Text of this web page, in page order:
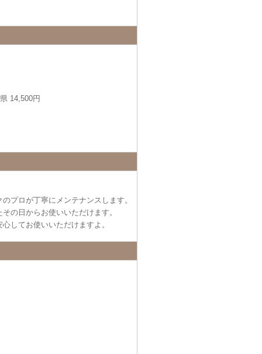
14,500円
プロが丁寧にメンテナンスします。
の日からお使いいただけます。
してお使いいただけますよ。